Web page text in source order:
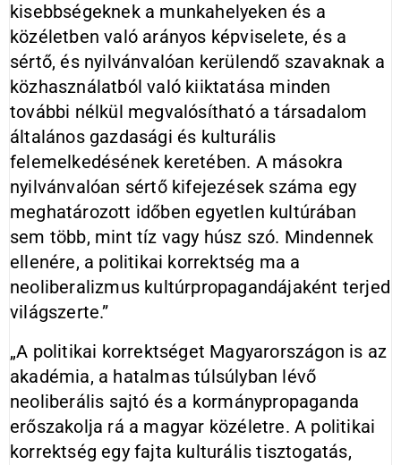
kisebbségeknek a munkahelyeken és a
közéletben való arányos képviselete, és a
sértő, és nyilvánvalóan kerülendő szavaknak a
közhasználatból való kiiktatása minden
további nélkül megvalósítható a társadalom
általános gazdasági és kulturális
felemelkedésének keretében. A másokra
nyilvánvalóan sértő kifejezések száma egy
meghatározott időben egyetlen kultúrában
sem több, mint tíz vagy húsz szó. Mindennek
ellenére, a politikai korrektség ma a
neoliberalizmus kultúrpropagandájaként terjed
világszerte.”
„A politikai korrektséget Magyarországon is az
akadémia, a hatalmas túlsúlyban lévő
neoliberális sajtó és a kormánypropaganda
erőszakolja rá a magyar közéletre. A politikai
korrektség egy fajta kulturális tisztogatás,